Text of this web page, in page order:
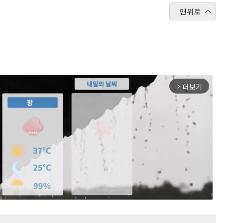
맨위로
arrow_forward_ios 더보기